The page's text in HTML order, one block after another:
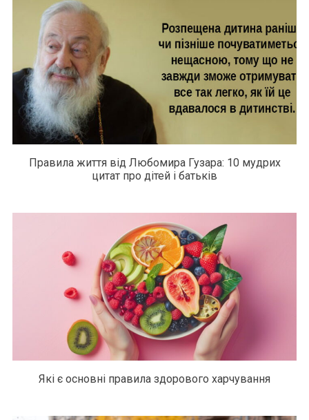
Правила життя від Любомира Гузара: 10 мудрих
цитат про дітей і батьків
Які є основні правила здорового харчування